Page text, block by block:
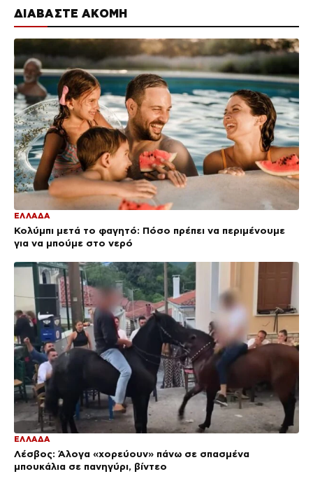
ΔΙΑΒΑΣΤΕ ΑΚΟΜΗ
ΕΛΛΑΔΑ
Κολύμπι μετά το φαγητό: Πόσο πρέπει να περιμένουμε
για να μπούμε στο νερό
ΕΛΛΑΔΑ
Λέσβος: Άλογα «χορεύουν» πάνω σε σπασμένα
μπουκάλια σε πανηγύρι, βίντεο